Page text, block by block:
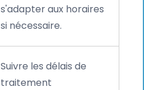
s'adapter aux horaires
si nécessaire.
Suivre les délais de
traitement